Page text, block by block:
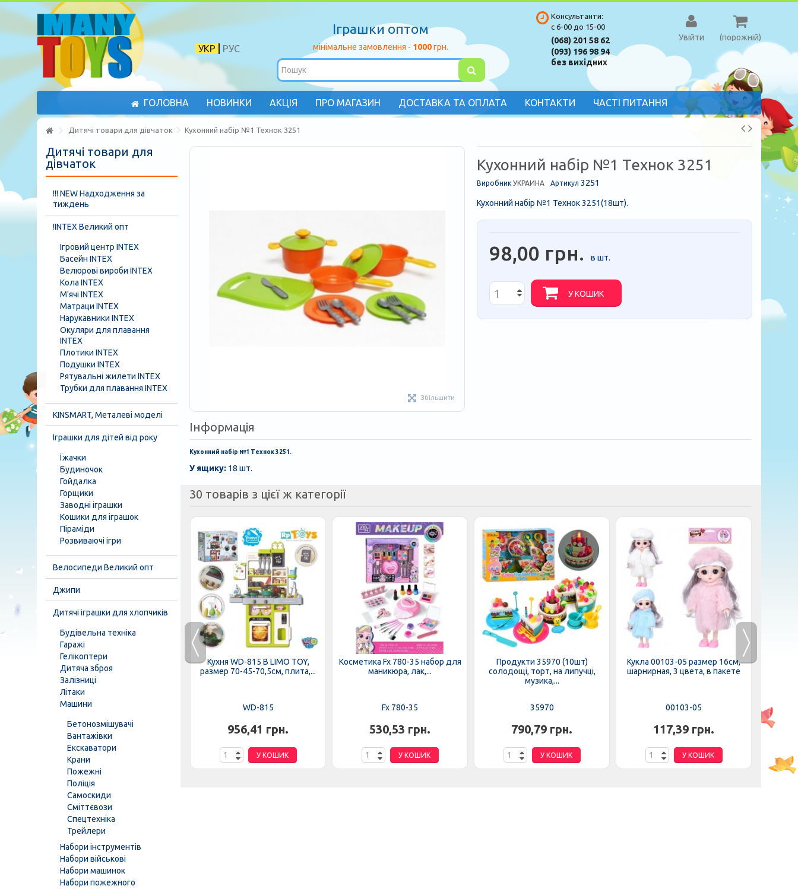
РУС
УКР
Іграшки оптом
мінімальне замовлення - 1000грн.
(порожній)
Увійти
Консультанти:
с 6-00 до 15-00
(068) 201 58 62
(093) 196 98 94
без вихідних
ГОЛОВНА НОВИНКИ АКЦІЯ ПРО МАГАЗИН ДОСТАВКА ТА ОПЛАТА КОНТАКТИ ЧАСТІ ПИТАННЯ
Дитячі товари для дівчаток Кухонний набір №1 Технок 3251
Збільшити
Кухонний набір №1 Технок 3251
Виробник УКРАИНА Артикул 3251
Кухонний набір №1 Технок 3251(18шт).
98,00 грн. в шт.
У КОШИК
Інформація
Кухонний набір №1 Технок 3251.
У ящику: 18 шт.
30 товарів з цієї ж категорії
Продукти фастфуд 818-295-
296 прилавок з бургером,...
520,90 грн.
Кухня WD-815 B LIMO TOY,
размер 70-45-70,5см, плита,...
WD-815
956,41 грн.
У КОШИК
Косметика Fx 780-35 набор для
маникюра, лак,...
Fx 780-35
530,53 грн.
У КОШИК
Продукти 35970 (10шт)
солодощі, торт, на липучці,
музика,...
35970
790,79 грн.
У КОШИК
Кукла 00103-05 размер 16см,
шарнирная, 3 цвета, в пакете
00103-05
117,39 грн.
У КОШИК
Дитячі товари для
дівчаток
!!! NEW Надходження за
тиждень
!INTEX Великий опт
Ігровий центр INTEX
Басейн INTEX
Велюрові вироби INTEX
Кола INTEX
М'ячі INTEX
Матраци INTEX
Нарукавники INTEX
Окуляри для плавання
INTEX
Плотики INTEX
Подушки INTEX
Рятувальні жилети INTEX
Трубки для плавання INTEX
KINSMART, Металеві моделі
Іграшки для дітей від року
Їжачки
Будиночок
Гойдалка
Горщики
Заводні іграшки
Кошики для іграшок
Піраміди
Розвиваючі ігри
Велосипеди Великий опт
Джипи
Дитячі іграшки для хлопчиків
Будівельна техніка
Гаражі
Гелікоптери
Дитяча зброя
Залізниці
Літаки
Машини
Бетонозмішувачі
Вантажівки
Екскаватори
Крани
Пожежні
Поліція
Самоскиди
Сміттєвози
Спецтехніка
Трейлери
Набори інструментів
Набори військові
Набори машинок
Набори пожежного